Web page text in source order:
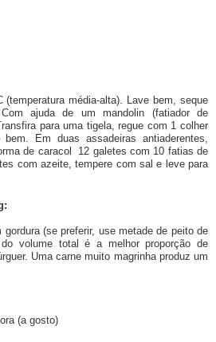
(temperatura média-alta). Lave bem, seque
ajuda de um mandolin (fatiador de
para uma tigela, regue com 1 colher
Em duas assadeiras antiaderentes,
de caracol 12 galetes com 10 fatias de
com azeite, tempere com sal e leve para
(se preferir, use metade de peito de
volume total é a melhor proporção de
Uma carne muito magrinha produz um
(a gosto)